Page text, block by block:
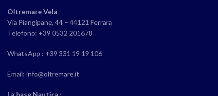
Oltremare Vela
Via Piangipane, 44 – 44121 Ferrara
Telefono: +39 0532 201678
WhatsApp : +39 331 19 19 106
Email: info@oltremare.it
La base Nautica :